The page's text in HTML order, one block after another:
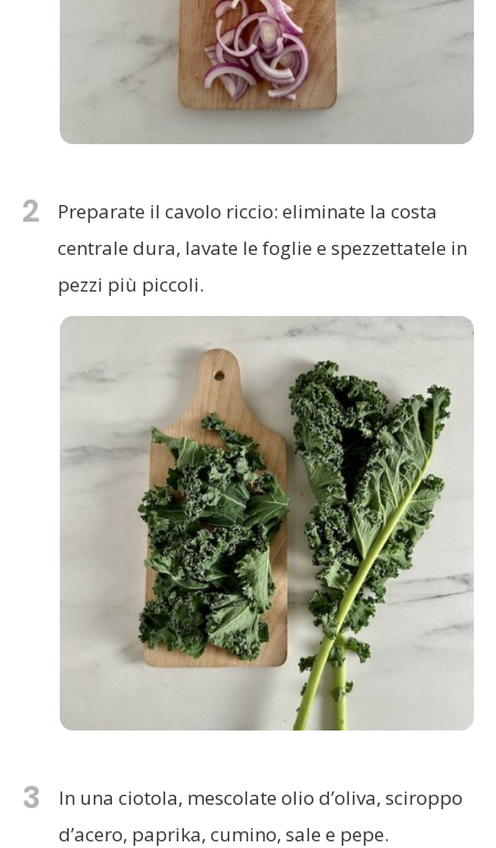
2
Preparate il cavolo riccio: eliminate la costa
centrale dura, lavate le foglie e spezzettatele in
pezzi più piccoli.
3
In una ciotola, mescolate olio d’oliva, sciroppo
d’acero, paprika, cumino, sale e pepe.